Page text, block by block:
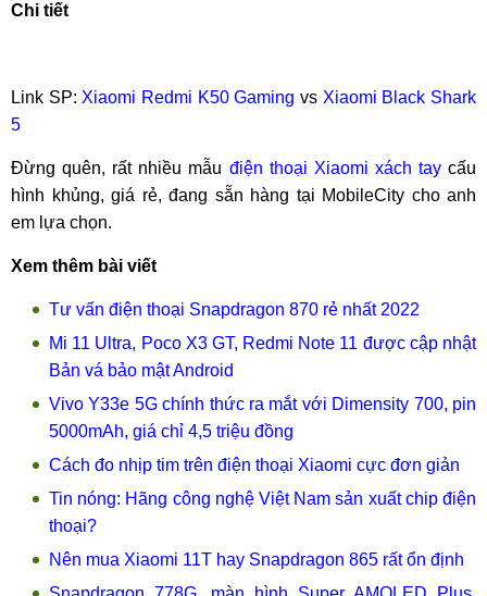
Chi tiết
Link SP: Xiaomi Redmi K50 Gaming vs Xiaomi Black Shark
5
Đừng quên, rất nhiều mẫu điện thoại Xiaomi xách taycấu
hình khủng, giá rẻ, đang sẵn hàng tại MobileCity cho anh
em lựa chọn.
Xem thêm bài viết
Tư vấn điện thoại Snapdragon 870 rẻ nhất 2022
Mi 11 Ultra, Poco X3 GT, Redmi Note 11 được cập nhật
Bản vá bảo mật Android
Vivo Y33e 5G chính thức ra mắt với Dimensity 700, pin
5000mAh, giá chỉ 4,5 triệu đồng
Cách đo nhịp tim trên điện thoại Xiaomi cực đơn giản
Tin nóng: Hãng công nghệ Việt Nam sản xuất chip điện
thoại?
Nên mua Xiaomi 11T hay Snapdragon 865 rất ổn định